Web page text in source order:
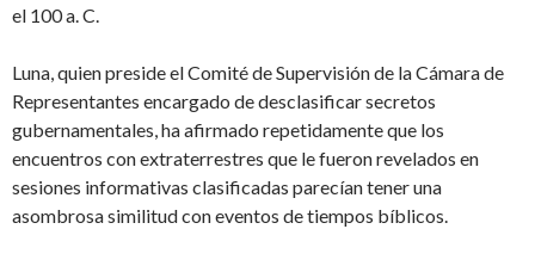
el 100 a. C.
Luna, quien preside el Comité de Supervisión de la Cámara de
Representantes encargado de desclasificar secretos
gubernamentales, ha afirmado repetidamente que los
encuentros con extraterrestres que le fueron revelados en
sesiones informativas clasificadas parecían tener una
asombrosa similitud con eventos de tiempos bíblicos.